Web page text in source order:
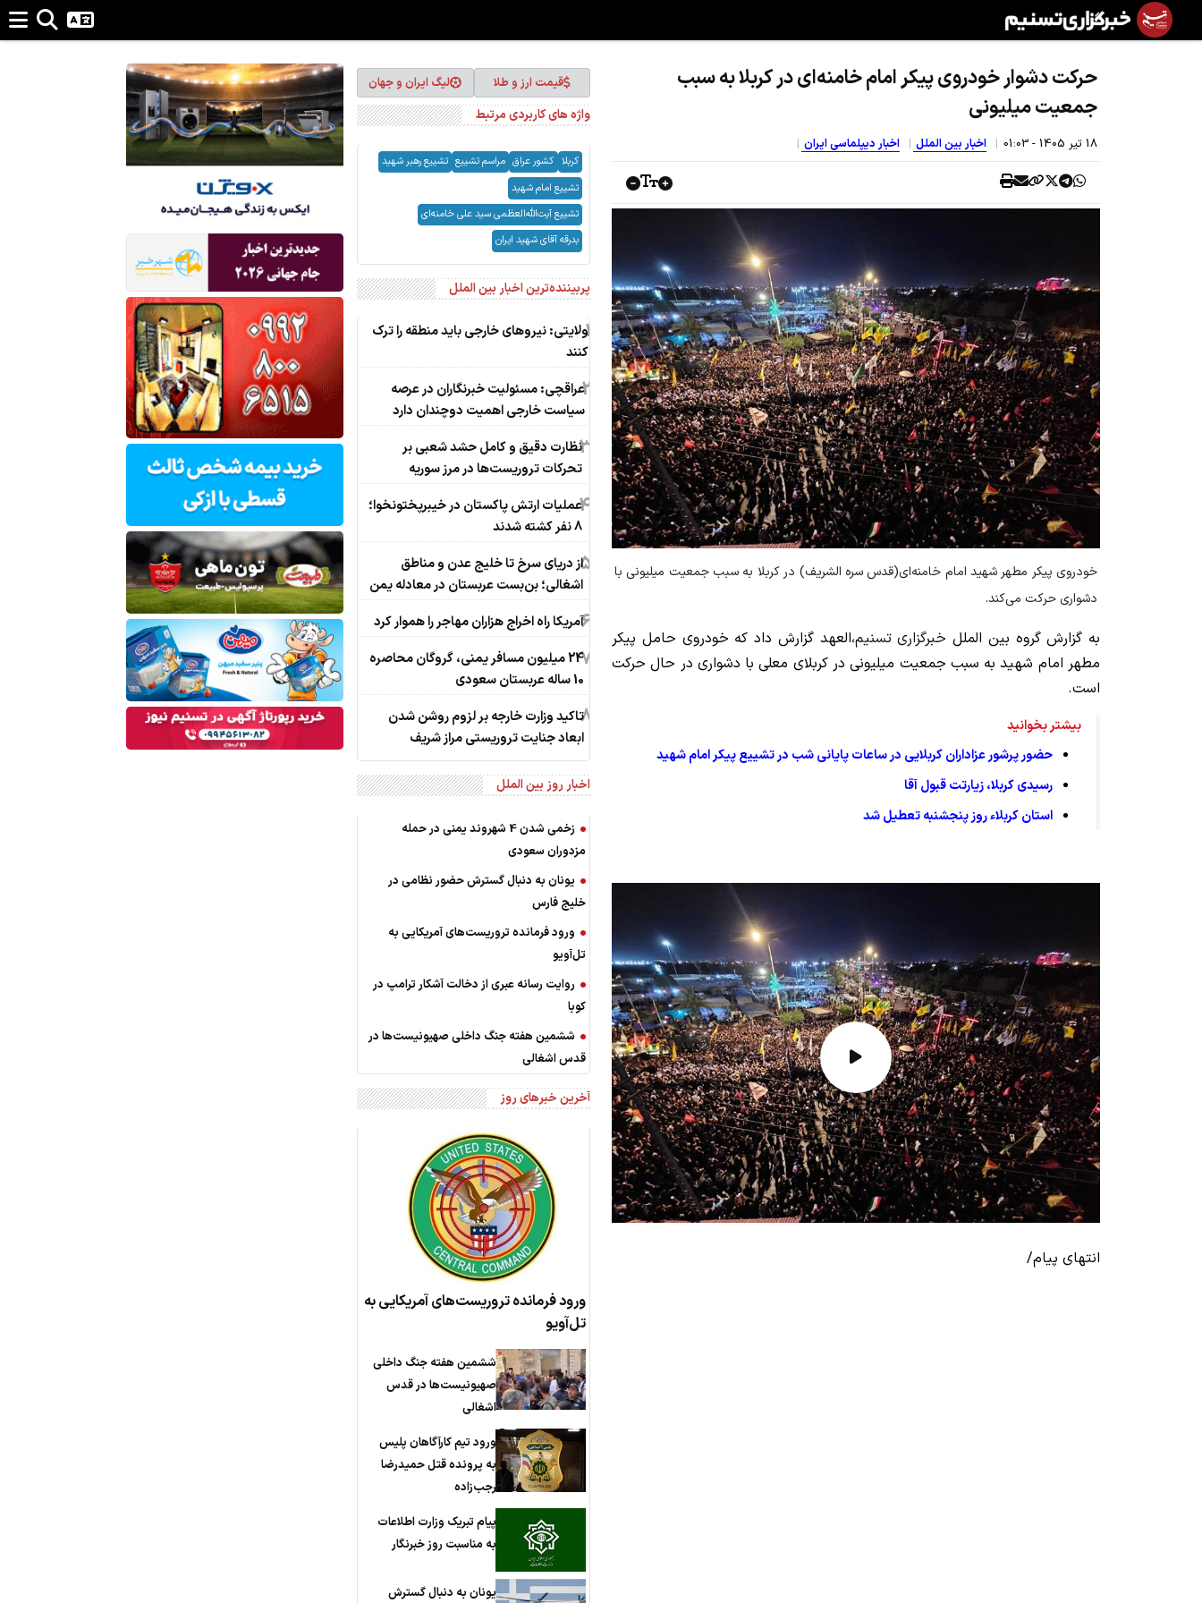
حرکت دشوار خودروی پیکر امام خامنه‌ای در کربلا به سبب
جمعیت میلیونی
18 تير 1405 - 01:03 اخبار بین الملل اخبار دیپلماسی ایران
خودروی پیکر مطهر شهید امام خامنه‌ای(قدس سره الشریف) در کربلا به سبب جمعیت میلیونی با
دشواری حرکت می‌کند.
به گزارش گروه بین الملل خبرگزاری تسنیم،‌العهد گزارش داد که خودروی حامل پیکر
مطهر امام شهید به سبب جمعیت میلیونی در کربلای معلی با دشواری در حال حرکت
است.
بیشتر بخوانید
حضور پرشور عزاداران کربلایی در ساعات پایانی شب در تشییع پیکر امام شهید
رسیدی کربلا، زیارتت قبول آقا
استان کربلاء روز پنجشنبه تعطیل شد
انتهای پیام/
قیمت ارز و طلا لیگ ایران و جهان
واژه های کاربردی مرتبط
کربلا کشور عراق مراسم تشییع تشییع رهبر شهید
تشییع امام شهید
تشییع آیت‌الله‌العظمی سید علی خامنه‌ای
بدرقه آقای شهید ایران
پربیننده‌ترین اخبار بین الملل
1ولایتی: نیروهای خارجی باید منطقه را ترک
کنند
2عراقچی: مسئولیت خبرنگاران در عرصه
سیاست خارجی اهمیت دوچندان دارد
3نظارت دقیق و کامل حشد شعبی بر
تحرکات تروریست‌ها در مرز سوریه
4عملیات ارتش پاکستان در خیبرپختونخوا؛
8 نفر کشته شدند
5از دریای سرخ تا خلیج عدن و مناطق
اشغالی؛ بن‌بست عربستان در معادله یمن
6آمریکا راه اخراج هزاران مهاجر را هموار کرد
7
24 میلیون مسافر یمنی، گروگان محاصره‌
10 ساله عربستان سعودی
8تاکید وزارت خارجه بر لزوم روشن شدن
ابعاد جنایت تروریستی مراز شریف
اخبار روز بین الملل
زخمی شدن 4 شهروند یمنی در حمله
مزدوران سعودی
یونان به دنبال گسترش حضور نظامی در
خلیج فارس
ورود فرمانده تروریست‌های آمریکایی به
تل‌آویو
روایت رسانه عبری از دخالت آشکار ترامپ در
کوبا
ششمین هفته جنگ داخلی صهیونیست‌ها در
قدس اشغالی
آخرین خبرهای روز
ورود فرمانده تروریست‌های آمریکایی به
تل‌آویو
ششمین هفته جنگ داخلی
صهیونیست‌ها در قدس
اشغالی
ورود تیم کارآگاهان پلیس
به پرونده قتل حمیدرضا
رجب‌زاده
پیام تبریک وزارت اطلاعات
به مناسبت روز خبرنگار
یونان به دنبال گسترش